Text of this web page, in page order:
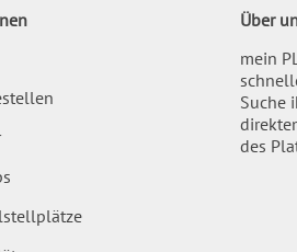
Über
mein
Suche
des